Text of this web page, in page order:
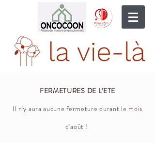
FERMETURES DE L'ETE
Il n'y aura aucune fermeture durant le mois
d'août !